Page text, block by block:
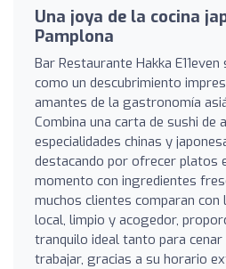
Una joya de la cocina
Pamplona
Bar Restaurante Hakka
como un descubrimiento
amantes de la gastronomía
Combina una carta de sushi de
especialidades chinas y
destacando por ofrecer platos
momento con ingredientes
muchos clientes comparan con
local, limpio y acogedor,
tranquilo ideal tanto para
trabajar, gracias a su horario